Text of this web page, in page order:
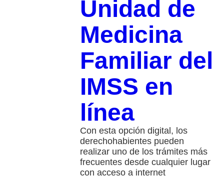
Unidad de
Medicina
Familiar del
IMSS en
línea
Con esta opción digital, los
derechohabientes pueden
realizar uno de los trámites más
frecuentes desde cualquier lugar
con acceso a internet